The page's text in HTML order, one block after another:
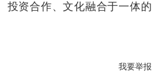
投资合作、文化融合于一体的
我要举报